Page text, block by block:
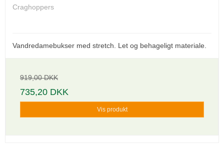
Craghoppers
Vandredamebukser med stretch. Let og behageligt materiale.
919,00 DKK
735,20 DKK
Vis produkt